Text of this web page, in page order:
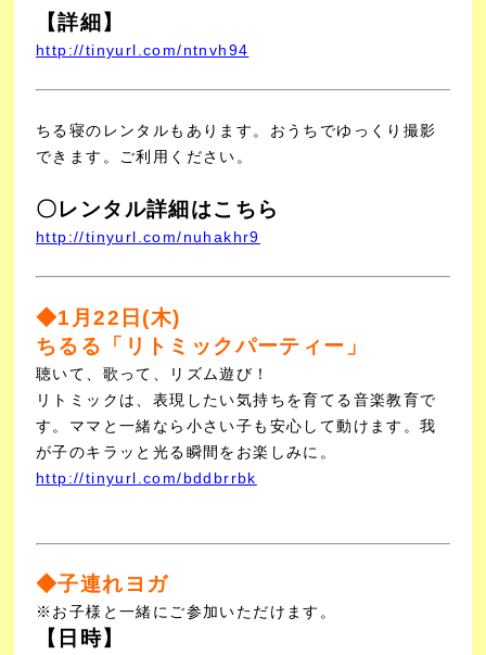
【詳細】
http://tinyurl.com/ntnvh94
ちる寝のレンタルもあります。おうちでゆっくり撮影
できます。ご利用ください。
〇レンタル詳細はこちら
http://tinyurl.com/nuhakhr9
◆1月22日(木)
ちるる「リトミックパーティー」
聴いて、歌って、リズム遊び！
リトミックは、表現したい気持ちを育てる音楽教育で
す。ママと一緒なら小さい子も安心して動けます。我
が子のキラッと光る瞬間をお楽しみに。
http://tinyurl.com/bddbrrbk
◆子連れヨガ
※お子様と一緒にご参加いただけます。
【日時】